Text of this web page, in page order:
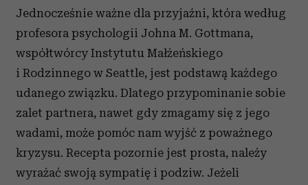
Jednocześnie ważne dla przyjaźni, która według
profesora psychologii Johna M. Gottmana,
współtwórcy Instytutu Małżeńskiego
i Rodzinnego w Seattle, jest podstawą każdego
udanego związku. Dlatego przypominanie sobie
zalet partnera, nawet gdy zmagamy się z jego
wadami, może pomóc nam wyjść z poważnego
kryzysu. Recepta pozornie jest prosta, należy
wyrażać swoją sympatię i podziw. Jeżeli